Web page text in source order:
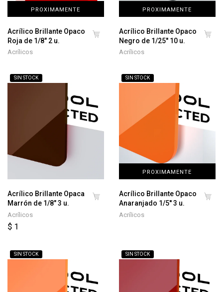
PROXIMAMENTE
Acrílico Brillante Opaco
Roja de 1/8" 2 u.
Acrílicos
PROXIMAMENTE
Acrílico Brillante Opaco
Negro de 1/25'' 10 u.
Acrílicos
SIN STOCK
Acrílico Brillante Opaca
Marrón de 1/8" 3 u.
Acrílicos
$ 1
SIN STOCK
PROXIMAMENTE
Acrílico Brillante Opaco
Anaranjado 1/5'' 3 u.
Acrílicos
SIN STOCK SIN STOCK